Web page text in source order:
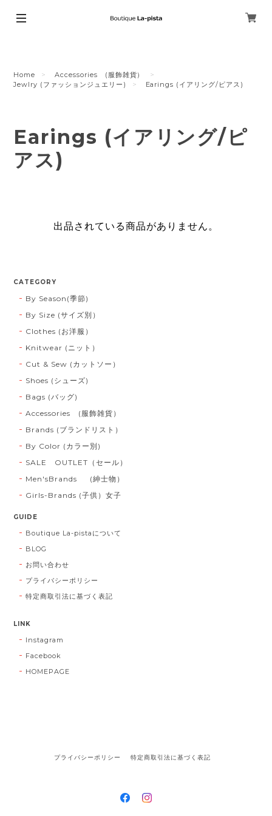
Home
Accessories (服飾雑貨）
Jewlry (ファッションジュエリー)
Earings (イアリング/ピアス)
Earings (イアリング/ピ
アス)
出品されている商品がありません。
CATEGORY
By Season(季節)
By Size (サイズ別）
Clothes (お洋服）
Knitwear (ニット）
Cut & Sew (カットソー）
Shoes (シューズ)
Bags (バッグ)
Accessories (服飾雑貨）
Brands (ブランドリスト）
By Color (カラー別)
SALE OUTLET（セール）
Men'sBrands (紳士物）
Girls-Brands (子供）女子
GUIDE
Boutique La-pistaについて
BLOG
お問い合わせ
プライバシーポリシー
特定商取引法に基づく表記
LINK
Instagram
Facebook
HOMEPAGE
プライバシーポリシー 特定商取引法に基づく表記